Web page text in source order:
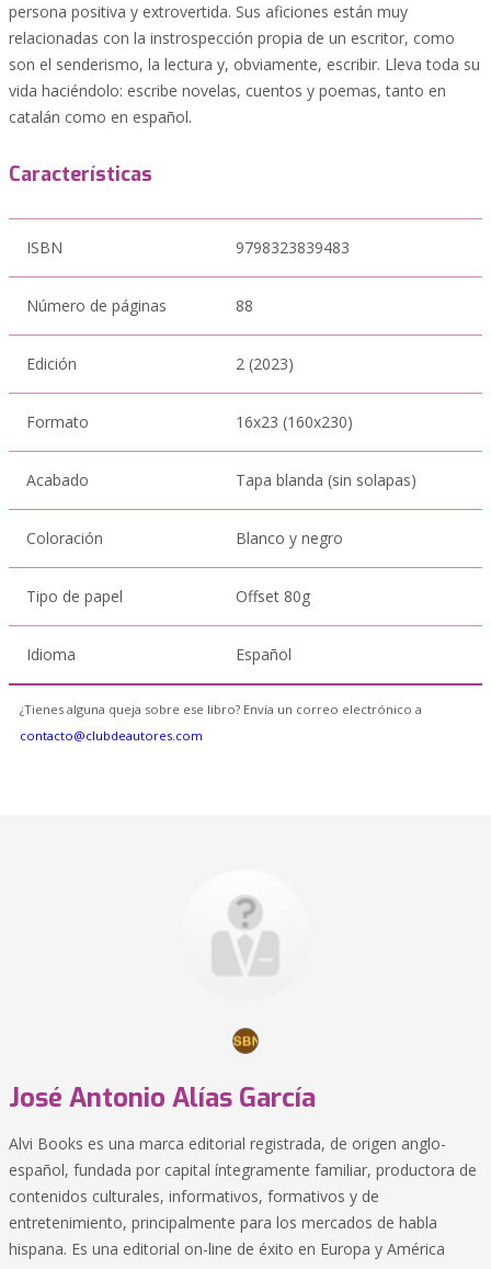
persona positiva y extrovertida. Sus aficiones están muy
relacionadas con la instrospección propia de un escritor, como
son el senderismo, la lectura y, obviamente, escribir. Lleva toda su
vida haciéndolo: escribe novelas, cuentos y poemas, tanto en
catalán como en español.
Características
ISBN 9798323839483
Número de páginas 88
Edición 2 (2023)
Formato 16x23 (160x230)
Acabado Tapa blanda (sin solapas)
Coloración Blanco y negro
Tipo de papel Offset 80g
Idioma Español
¿Tienes alguna queja sobre ese libro? Envía un correo electrónico a
contacto@clubdeautores.com
José Antonio Alías García
Alvi Books es una marca editorial registrada, de origen anglo-
español, fundada por capital íntegramente familiar, productora de
contenidos culturales, informativos, formativos y de
entretenimiento, principalmente para los mercados de habla
hispana. Es una editorial on-line de éxito en Europa y América